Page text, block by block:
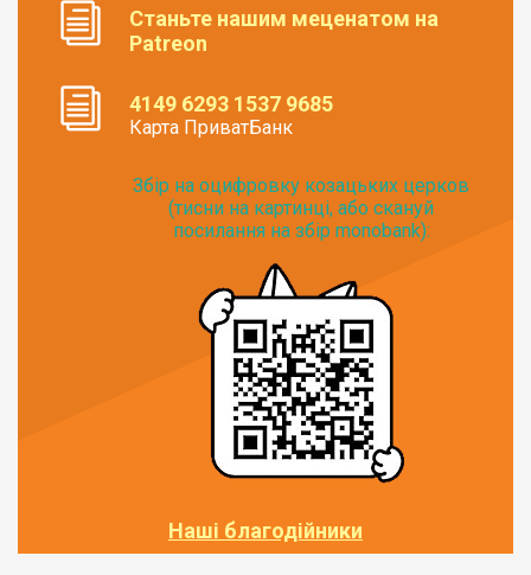
Станьте нашим меценатом на
Patreon
4149 6293 1537 9685
Карта ПриватБанк
Збір на оцифровку козацьких церков
(тисни на картинці, або скануй
посилання на збір monobank):
Наші благодійники